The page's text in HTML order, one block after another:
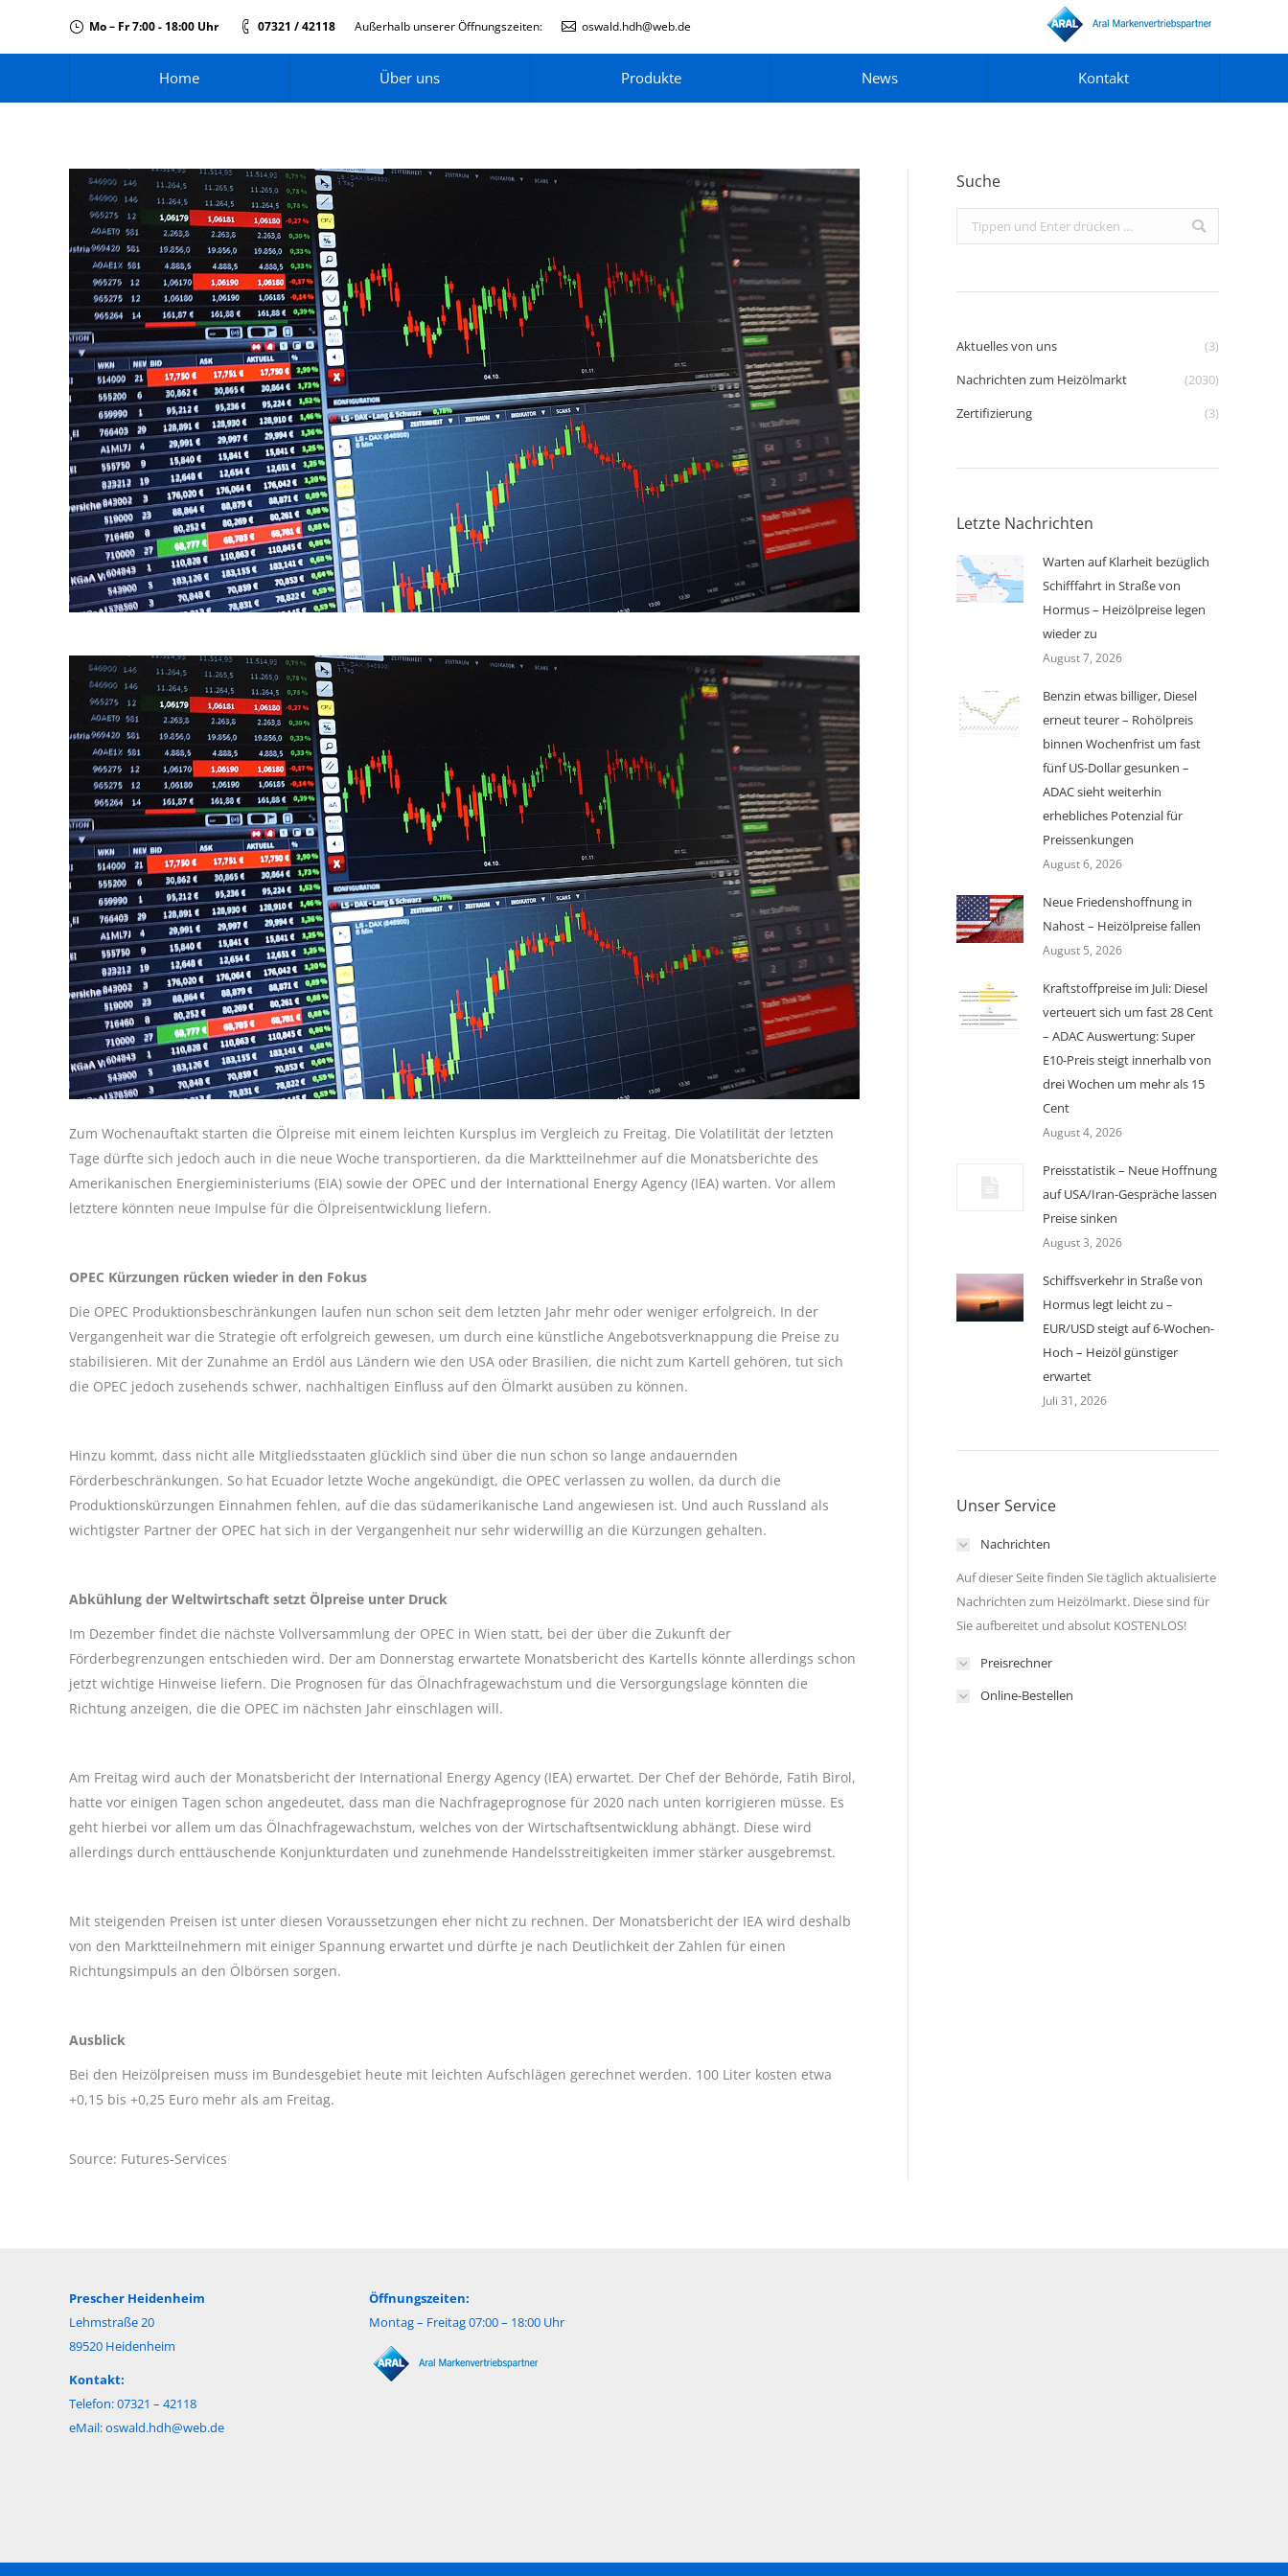
Mo – Fr 7:00 - 18:00 Uhr 07321 / 42118 Außerhalb unserer Öffnungszeiten: oswald.hdh@web.de
Home Über uns Produkte News Kontakt
Zum Wochenauftakt starten die Ölpreise mit einem leichten Kursplus im Vergleich zu Freitag. Die Volatilität der letzten
Tage dürfte sich jedoch auch in die neue Woche transportieren, da die Marktteilnehmer auf die Monatsberichte des
Amerikanischen Energieministeriums (EIA) sowie der OPEC und der International Energy Agency (IEA) warten. Vor allem
letztere könnten neue Impulse für die Ölpreisentwicklung liefern.
OPEC Kürzungen rücken wieder in den Fokus
Die OPEC Produktionsbeschränkungen laufen nun schon seit dem letzten Jahr mehr oder weniger erfolgreich. In der
Vergangenheit war die Strategie oft erfolgreich gewesen, um durch eine künstliche Angebotsverknappung die Preise zu
stabilisieren. Mit der Zunahme an Erdöl aus Ländern wie den USA oder Brasilien, die nicht zum Kartell gehören, tut sich
die OPEC jedoch zusehends schwer, nachhaltigen Einfluss auf den Ölmarkt ausüben zu können.
Hinzu kommt, dass nicht alle Mitgliedsstaaten glücklich sind über die nun schon so lange andauernden
Förderbeschränkungen. So hat Ecuador letzte Woche angekündigt, die OPEC verlassen zu wollen, da durch die
Produktionskürzungen Einnahmen fehlen, auf die das südamerikanische Land angewiesen ist. Und auch Russland als
wichtigster Partner der OPEC hat sich in der Vergangenheit nur sehr widerwillig an die Kürzungen gehalten.
Abkühlung der Weltwirtschaft setzt Ölpreise unter Druck
Im Dezember findet die nächste Vollversammlung der OPEC in Wien statt, bei der über die Zukunft der
Förderbegrenzungen entschieden wird. Der am Donnerstag erwartete Monatsbericht des Kartells könnte allerdings schon
jetzt wichtige Hinweise liefern. Die Prognosen für das Ölnachfragewachstum und die Versorgungslage könnten die
Richtung anzeigen, die die OPEC im nächsten Jahr einschlagen will.
Am Freitag wird auch der Monatsbericht der International Energy Agency (IEA) erwartet. Der Chef der Behörde, Fatih Birol,
hatte vor einigen Tagen schon angedeutet, dass man die Nachfrageprognose für 2020 nach unten korrigieren müsse. Es
geht hierbei vor allem um das Ölnachfragewachstum, welches von der Wirtschaftsentwicklung abhängt. Diese wird
allerdings durch enttäuschende Konjunkturdaten und zunehmende Handelsstreitigkeiten immer stärker ausgebremst.
Mit steigenden Preisen ist unter diesen Voraussetzungen eher nicht zu rechnen. Der Monatsbericht der IEA wird deshalb
von den Marktteilnehmern mit einiger Spannung erwartet und dürfte je nach Deutlichkeit der Zahlen für einen
Richtungsimpuls an den Ölbörsen sorgen.
Ausblick
Bei den Heizölpreisen muss im Bundesgebiet heute mit leichten Aufschlägen gerechnet werden. 100 Liter kosten etwa
+0,15 bis +0,25 Euro mehr als am Freitag.
Source: Futures-Services
Suche
Search:
Aktuelles von uns
(3)
Nachrichten zum Heizölmarkt
(2030)
Zertifizierung
(3)
Letzte Nachrichten
Warten auf Klarheit bezüglich
Schifffahrt in Straße von
Hormus – Heizölpreise legen
wieder zu
August 7, 2026
Benzin etwas billiger, Diesel
erneut teurer – Rohölpreis
binnen Wochenfrist um fast
fünf US-Dollar gesunken –
ADAC sieht weiterhin
erhebliches Potenzial für
Preissenkungen
August 6, 2026
Neue Friedenshoffnung in
Nahost – Heizölpreise fallen
August 5, 2026
Kraftstoffpreise im Juli: Diesel
verteuert sich um fast 28 Cent
– ADAC Auswertung: Super
E10-Preis steigt innerhalb von
drei Wochen um mehr als 15
Cent
August 4, 2026
Preisstatistik – Neue Hoffnung
auf USA/Iran-Gespräche lassen
Preise sinken
August 3, 2026
Schiffsverkehr in Straße von
Hormus legt leicht zu –
EUR/USD steigt auf 6-Wochen-
Hoch – Heizöl günstiger
erwartet
Juli 31, 2026
Unser Service
Nachrichten
Auf dieser Seite finden Sie täglich aktualisierte
Nachrichten zum Heizölmarkt. Diese sind für
Sie aufbereitet und absolut KOSTENLOS!
Preisrechner
Online-Bestellen
Prescher Heidenheim
Lehmstraße 20
89520 Heidenheim
Kontakt:
Telefon: 07321 – 42118
eMail:oswald.hdh@web.de
Öffnungszeiten:
Montag – Freitag 07:00 – 18:00 Uhr